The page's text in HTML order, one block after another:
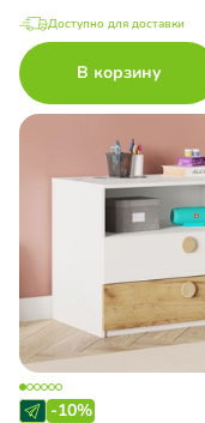
Доступно для доставки
В корзину
-10%